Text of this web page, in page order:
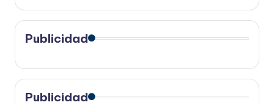
Publicidad
Publicidad